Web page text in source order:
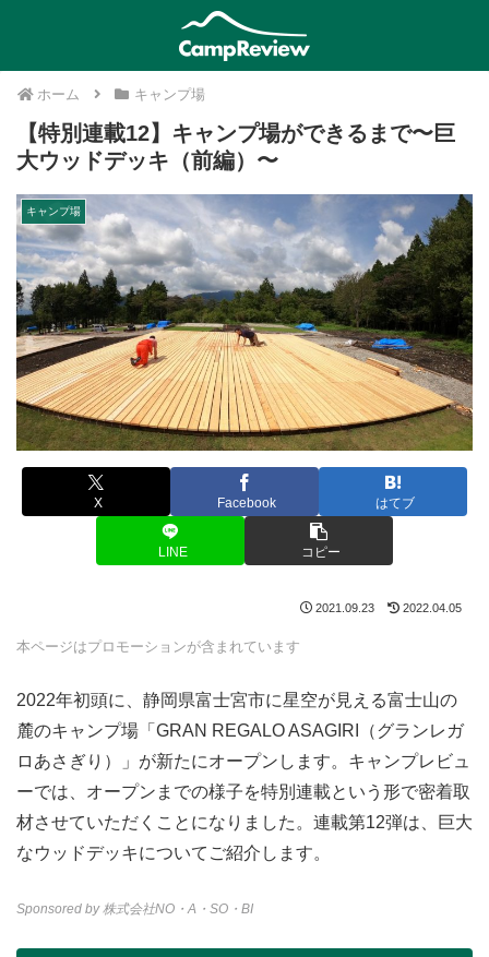
ホーム キャンプ場
【特別連載12】キャンプ場ができるまで〜巨
大ウッドデッキ（前編）〜
キャンプ場
X Facebook はてブ
LINE コピー
2021.09.23 2022.04.05
本ページはプロモーションが含まれています
2022年初頭に、静岡県富士宮市に星空が見える富士山の
麓のキャンプ場「GRAN REGALO ASAGIRI（グランレガ
ロあさぎり）」が新たにオープンします。キャンプレビュ
ーでは、オープンまでの様子を特別連載という形で密着取
材させていただくことになりました。連載第12弾は、巨大
なウッドデッキについてご紹介します。
Sponsored by 株式会社NO・A・SO・BI